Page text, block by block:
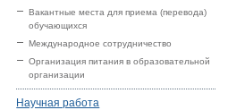
Вакантные места для приема (перевода)
обучающихся
Международное сотрудничество
Организация питания в образовательной
организации
Научная работа